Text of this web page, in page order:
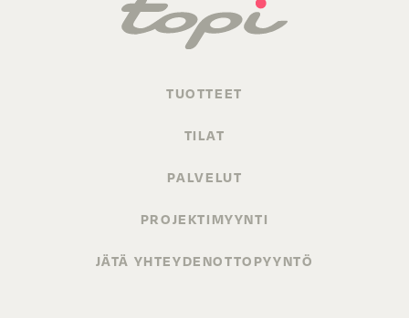
TUOTTEET
TILAT
PALVELUT
PROJEKTIMYYNTI
JÄTÄ YHTEYDENOTTOPYYNTÖ